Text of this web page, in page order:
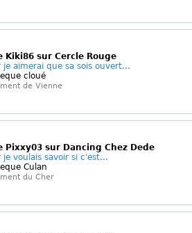
Kiki86 sur Cercle Rouge
je aimerai que sa sois ouvert...
cloué
de Vienne
Pixxy03 sur Dancing Chez Dede
je voulais savoir si c'est...
Culan
du Cher